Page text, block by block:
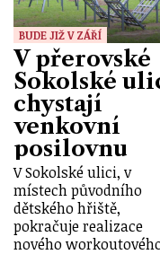
BUDE JIŽ V ZÁŘÍ
V přerovské
Sokolské
chystají
venkovní
posilovnu
V Sokolské ulici, v
místech původního
dětského hřiště,
pokračuje realizace
nového